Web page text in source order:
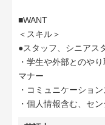
■WANT
＜スキル＞
●スタッフ、シニアス
・学生や外部とのや
マナー
・コミュニケーショ
・個人情報含む、セ